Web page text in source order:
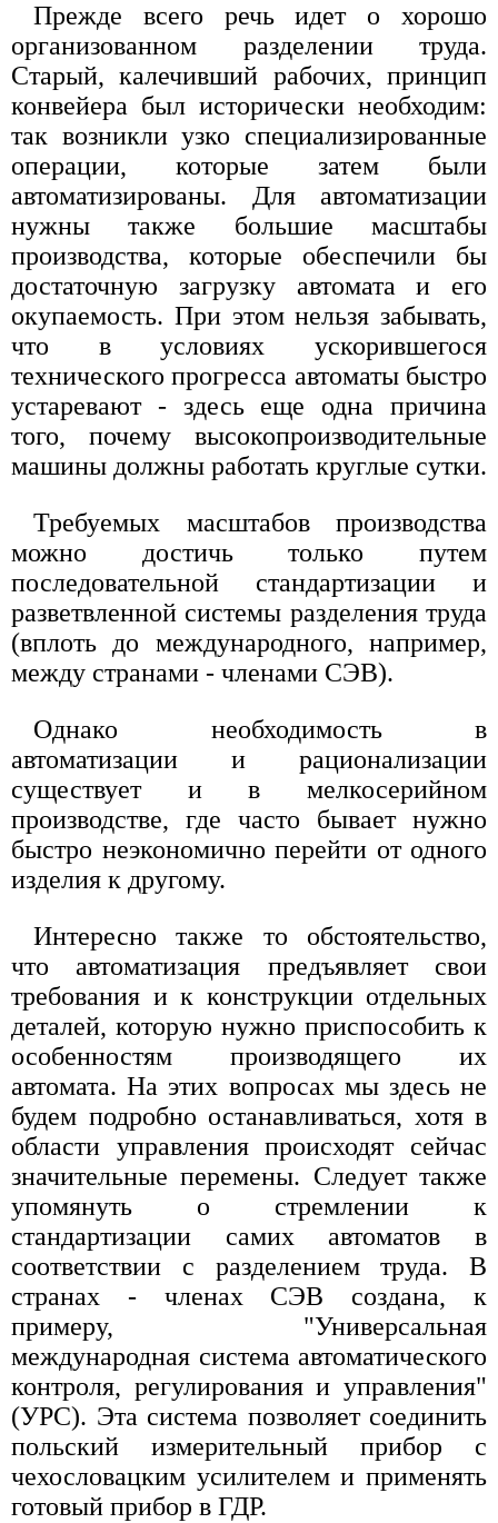
Прежде всего речь идет о хорошо
организованном разделении труда.
Старый, калечивший рабочих, принцип
конвейера был исторически необходим:
так возникли узко специализированные
операции, которые затем были
автоматизированы. Для автоматизации
нужны также большие масштабы
производства, которые обеспечили бы
достаточную загрузку автомата и его
окупаемость. При этом нельзя забывать,
что в условиях ускорившегося
технического прогресса автоматы быстро
устаревают - здесь еще одна причина
того, почему высокопроизводительные
машины должны работать круглые сутки.
Требуемых масштабов производства
можно достичь только путем
последовательной стандартизации и
разветвленной системы разделения труда
(вплоть до международного, например,
между странами - членами СЭВ).
Однако необходимость в
автоматизации и рационализации
существует и в мелкосерийном
производстве, где часто бывает нужно
быстро неэкономично перейти от одного
изделия к другому.
Интересно также то обстоятельство,
что автоматизация предъявляет свои
требования и к конструкции отдельных
деталей, которую нужно приспособить к
особенностям производящего их
автомата. На этих вопросах мы здесь не
будем подробно останавливаться, хотя в
области управления происходят сейчас
значительные перемены. Следует также
упомянуть о стремлении к
стандартизации самих автоматов в
соответствии с разделением труда. В
странах - членах СЭВ создана, к
примеру, "Универсальная
международная система автоматического
контроля, регулирования и управления"
(УРС). Эта система позволяет соединить
польский измерительный прибор с
чехословацким усилителем и применять
готовый прибор в ГДР.